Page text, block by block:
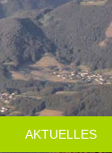
AKTUELLES